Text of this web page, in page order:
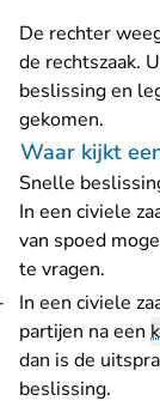
De rechter
de rechtszaak.
beslissing en
gekomen.
Waar kijkt
Snelle
In een civiele
van spoed
te vragen.
In een civiele
partijen na een
dan is de
beslissing.